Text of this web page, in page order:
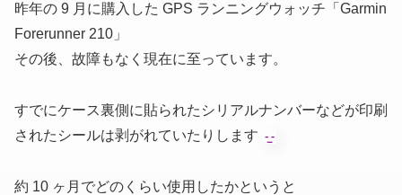
昨年の 9 月に購入した GPS ランニングウォッチ「Garmin
Forerunner 210」
その後、故障もなく現在に至っています。
すでにケース裏側に貼られたシリアルナンバーなどが印刷
されたシールは剥がれていたりします
約 10 ヶ月でどのくらい使用したかというと